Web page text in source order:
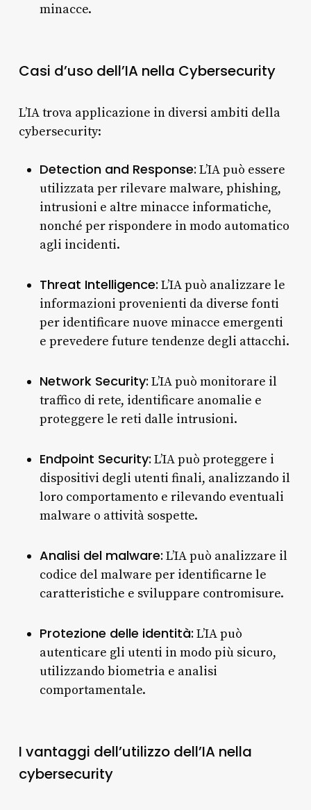
minacce.
Casi d’uso dell’IA nella Cybersecurity
L’IA trova applicazione in diversi ambiti della
cybersecurity:
Detection and Response: L’IA può essere
utilizzata per rilevare malware, phishing,
intrusioni e altre minacce informatiche,
nonché per rispondere in modo automatico
agli incidenti.
Threat Intelligence: L’IA può analizzare le
informazioni provenienti da diverse fonti
per identificare nuove minacce emergenti
e prevedere future tendenze degli attacchi.
Network Security: L’IA può monitorare il
traffico di rete, identificare anomalie e
proteggere le reti dalle intrusioni.
Endpoint Security: L’IA può proteggere i
dispositivi degli utenti finali, analizzando il
loro comportamento e rilevando eventuali
malware o attività sospette.
Analisi del malware: L’IA può analizzare il
codice del malware per identificarne le
caratteristiche e sviluppare contromisure.
Protezione delle identità: L’IA può
autenticare gli utenti in modo più sicuro,
utilizzando biometria e analisi
comportamentale.
I vantaggi dell’utilizzo dell’IA nella
cybersecurity